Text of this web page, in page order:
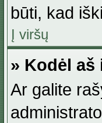
būti, kad
Į viršų
» Kodėl
Ar galite